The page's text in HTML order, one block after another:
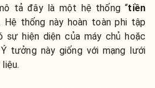
tả đây là một hệ thống “tiền
Hệ thống này hoàn toàn phi tập
sự hiện diện của máy chủ hoặc
tưởng này giống với mạng lưới